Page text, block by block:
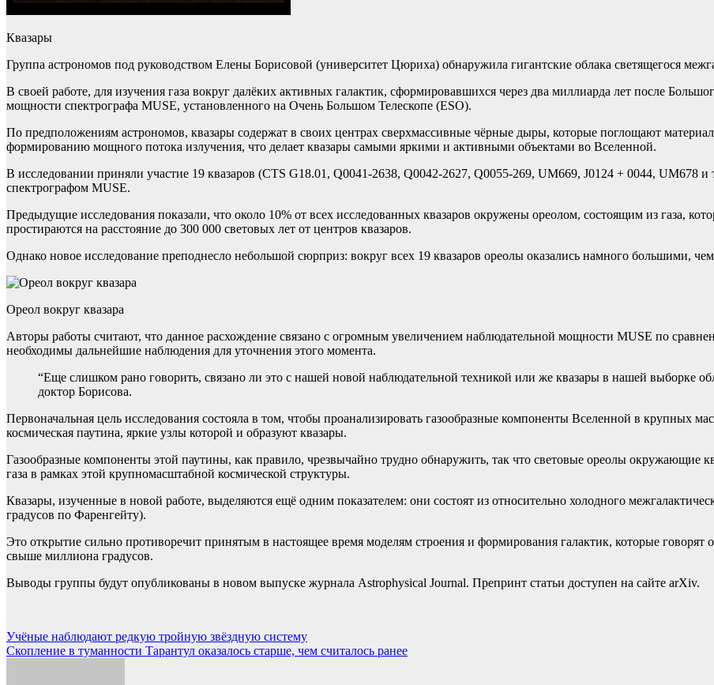
Квазары
Группа астрономов под руководством Елены Борисовой (университет Цюриха) обнаружила гигантские облака светящегося
В своей работе, для изучения газа вокруг далёких активных галактик, сформировавшихся через два миллиарда лет после
мощности спектрографа MUSE, установленного на Очень Большом Телескопе (ESO).
По предположениям астрономов, квазары содержат в своих центрах сверхмассивные чёрные дыры, которые поглощают
формированию мощного потока излучения, что делает квазары самыми яркими и активными объектами во Вселенной.
В исследовании приняли участие 19 квазаров (CTS G18.01, Q0041-2638, Q0042-2627, Q0055-269, UM669, J0124 + 0044, UM678
спектрографом MUSE.
Предыдущие исследования показали, что около 10% от всех исследованных квазаров окружены ореолом, состоящим из газа,
простираются на расстояние до 300 000 световых лет от центров квазаров.
Однако новое исследование преподнесло небольшой сюрприз: вокруг всех 19 квазаров ореолы оказались намного большими,
Ореол вокруг квазара
Авторы работы считают, что данное расхождение связано с огромным увеличением наблюдательной мощности MUSE по
необходимы дальнейшие наблюдения для уточнения этого момента.
“Еще слишком рано говорить, связано ли это с нашей новой наблюдательной техникой или же квазары в нашей выборке
доктор Борисова.
Первоначальная цель исследования состояла в том, чтобы проанализировать газообразные компоненты Вселенной в крупных
космическая паутина, яркие узлы которой и образуют квазары.
Газообразные компоненты этой паутины, как правило, чрезвычайно трудно обнаружить, так что световые ореолы окружающие
газа в рамках этой крупномасштабной космической структуры.
Квазары, изученные в новой работе, выделяются ещё одним показателем: они состоят из относительно холодного
градусов по Фаренгейту).
Это открытие сильно противоречит принятым в настоящее время моделям строения и формирования галактик, которые говорят
свыше миллиона градусов.
Выводы группы будут опубликованы в новом выпуске журнала Astrophysical Journal. Препринт статьи доступен на сайте arXiv.
Навигация
по
Учёные наблюдают редкую тройную звёздную систему
Скопление в туманности Тарантул оказалось старше, чем считалось ранее